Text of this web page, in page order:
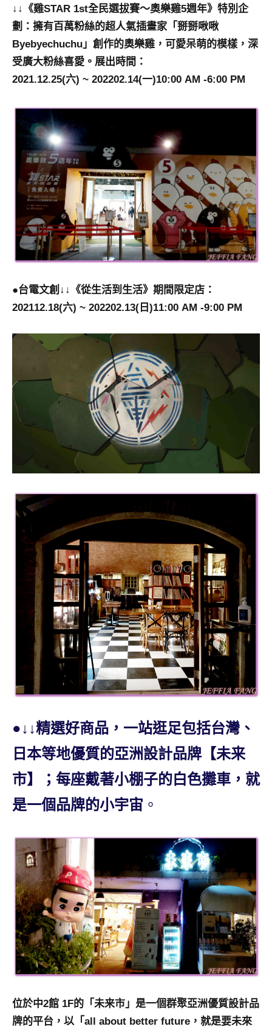
↓↓《雞STAR 1st全民選拔賽～奧樂雞5週年》特別企
劃：擁有百萬粉絲的超人氣插畫家「掰掰啾啾
Byebyechuchu」創作的奧樂雞，可愛呆萌的模樣，深
受廣大粉絲喜愛。展出時間：
2021.12.25(六) ~ 202202.14(一)10:00 AM -6:00 PM
●台電文創 ↓↓ 《從生活到生活》期間限定店：
202112.18(六) ~ 202202.13(日)11:00 AM -9:00 PM
●↓↓精選好商品，一站逛足包括台灣、
日本等地優質的亞洲設計品牌【未来
市】；每座戴著小棚子的白色攤車，就
是一個品牌的小宇宙 。
位於中2館 1F的「未来市」是一個群聚亞洲優質設計品
牌的平台，以「all about better future，就是要未來